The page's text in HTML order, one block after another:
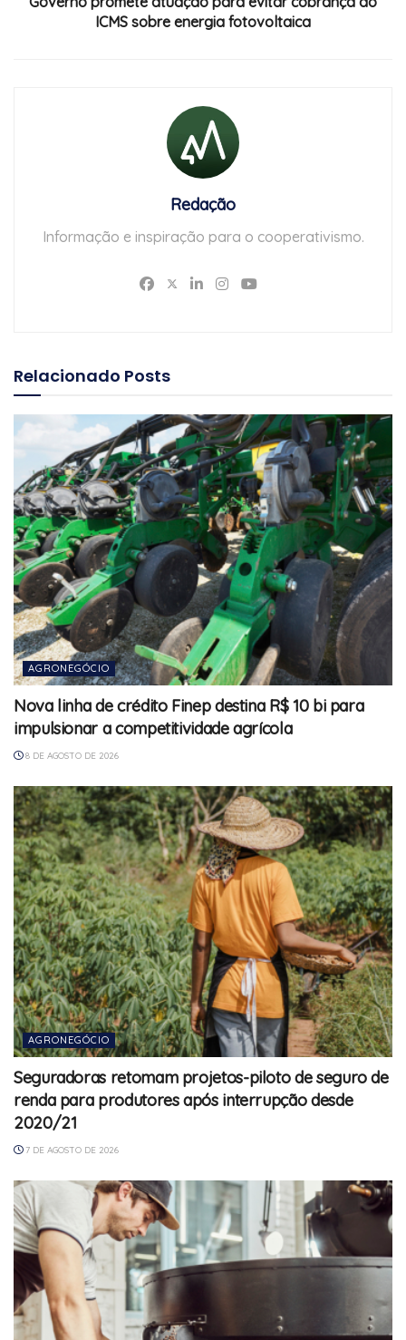
ICMS sobre energia fotovoltaica
Redação
Informação e inspiração para o cooperativismo.
Relacionado Posts
AGRONEGÓCIO
Nova linha de crédito Finep destina R$ 10 bi para
impulsionar a competitividade agrícola
8 DE AGOSTO DE 2026
AGRONEGÓCIO
Seguradoras retomam projetos-piloto de seguro de
renda para produtores após interrupção desde
2020/21
7 DE AGOSTO DE 2026